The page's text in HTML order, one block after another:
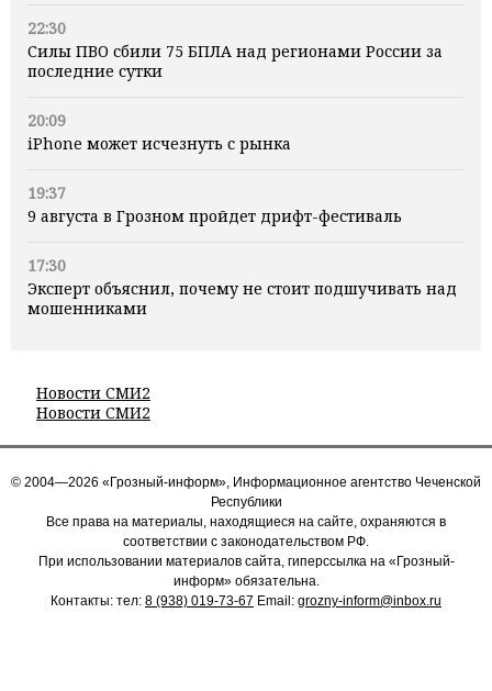
22:30
Силы ПВО сбили 75 БПЛА над регионами России за
последние сутки
20:09
iPhone может исчезнуть с рынка
19:37
9 августа в Грозном пройдет дрифт-фестиваль
17:30
Эксперт объяснил, почему не стоит подшучивать над
мошенниками
Новости СМИ2
Новости СМИ2
© 2004—2026 «Грозный-информ», Информационное агентство Чеченской
Республики
Все права на материалы, находящиеся на сайте, охраняются в
соответствии с законодательством РФ.
При использовании материалов сайта, гиперссылка на «Грозный-
информ» обязательна.
Контакты: тел: 8 (938) 019-73-67 Email: grozny-inform@inbox.ru